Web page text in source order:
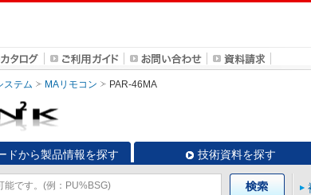
ステム MAリモコン PAR-46MA
ドから製品情報を探す 技術資料を探す